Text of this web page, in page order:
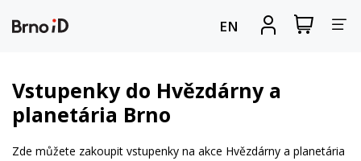
EN
Zobrazit
nákupní
Vstupenky do Hvězdárny a
planetária Brno
Zde můžete zakoupit vstupenky na akce Hvězdárny a planetária